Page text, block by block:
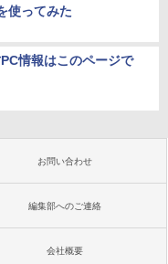
使ってみた
情報はこのページで
お問い合わせ
編集部へのご連絡
会社概要